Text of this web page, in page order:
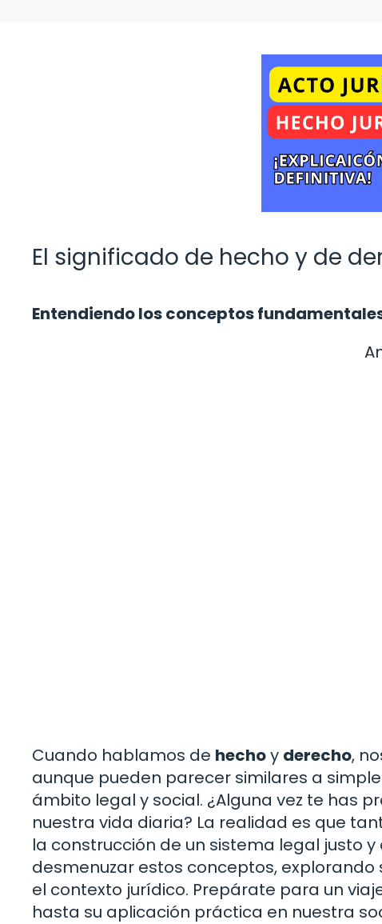
El significado de hecho y de
Entendiendo los conceptos
Cuando hablamos de hechoy derecho,
aunque pueden parecer similares a
ámbito legal y social. ¿Alguna vez te has
nuestra vida diaria? La realidad es que
la construcción de un sistema legal justo
desmenuzar estos conceptos, explorando
el contexto jurídico. Prepárate para un
hasta su aplicación práctica en nuestra